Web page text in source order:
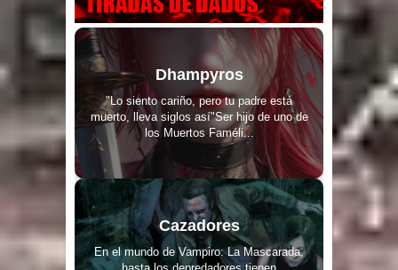
Dhampyros
"Lo siento cariño, pero tu padre está
muerto, lleva siglos así"Ser hijo de uno de
los Muertos Faméli...
Cazadores
En el mundo de Vampiro: La Mascarada,